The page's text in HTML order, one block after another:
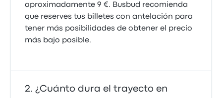
Tuve que acercarme a la ventanilla a recibir
información acerca de dónde abordar el bus.
Considero que la idea es prescindir de ir a buscar
orientación. El andén, la hora y número del bus
aproximadamente 9 €. Busbud recomienda
que reserves tus billetes con antelación para
tener más posibilidades de obtener el precio
más bajo posible.
¿Cuánto dura el trayecto en